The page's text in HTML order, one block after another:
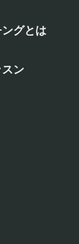
グとは
スン